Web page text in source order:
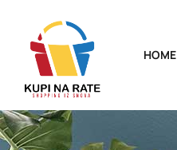
HOME